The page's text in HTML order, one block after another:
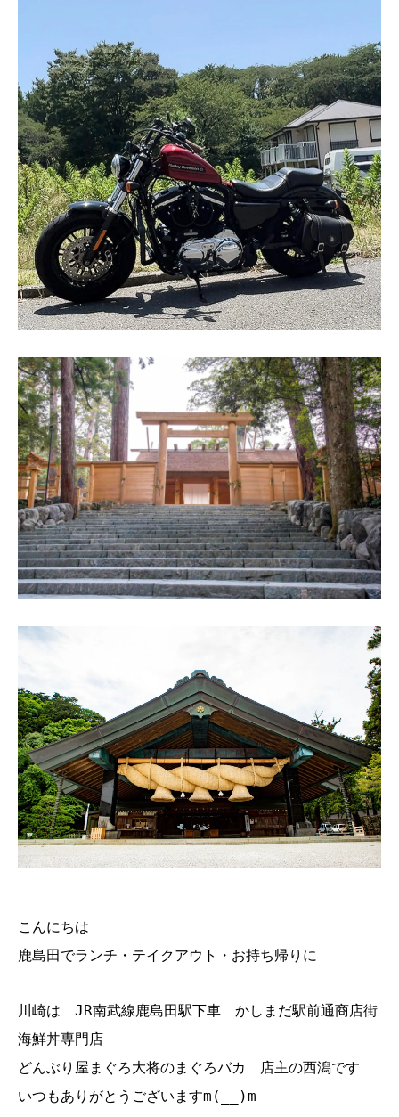
こんにちは
鹿島田でランチ・テイクアウト・お持ち帰りに
川崎は JR南武線鹿島田駅下車 かしまだ駅前通商店街
海鮮丼専門店
どんぶり屋まぐろ大将のまぐろバカ 店主の西潟です
いつもありがとうございますm(__)m